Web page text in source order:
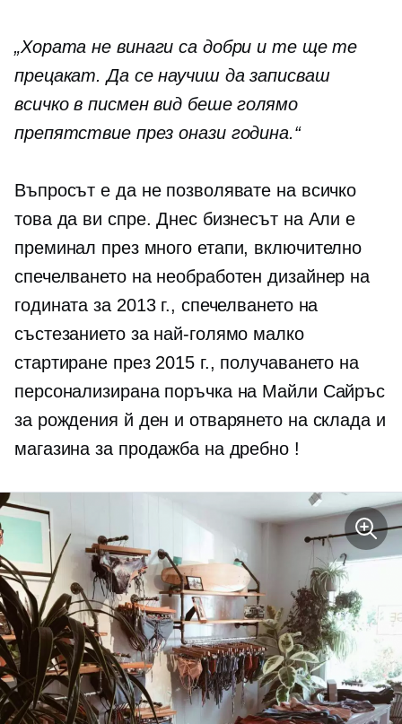
„Хората не винаги са добри и те ще те
прецакат. Да се ​​научиш да записваш
всичко в писмен вид беше голямо
препятствие през онази година.“
Въпросът е да не позволявате на всичко
това да ви спре. Днес бизнесът на Али е
преминал през много етапи, включително
спечелването на необработен дизайнер на
годината за 2013 г., спечелването на
състезанието за най-голямо малко
стартиране през 2015 г., получаването на
персонализирана поръчка на Майли Сайръс
за рождения й ден и отварянето на склада и
магазина за продажба на дребно !